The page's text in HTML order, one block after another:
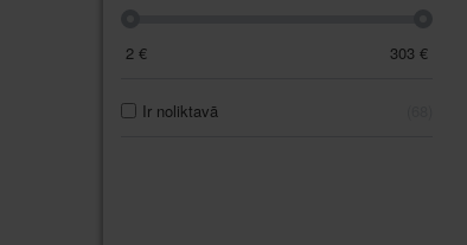
2 € 303€
Ir noliktavā